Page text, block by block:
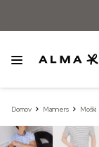
Domov Manners Moški